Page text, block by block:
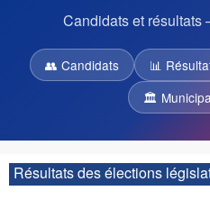
Candidats et
👥 Candidats 📊
🏛
Résultats des élections
Saint-Gervais-sous-Meymont :